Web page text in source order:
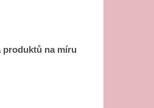
produktů na míru